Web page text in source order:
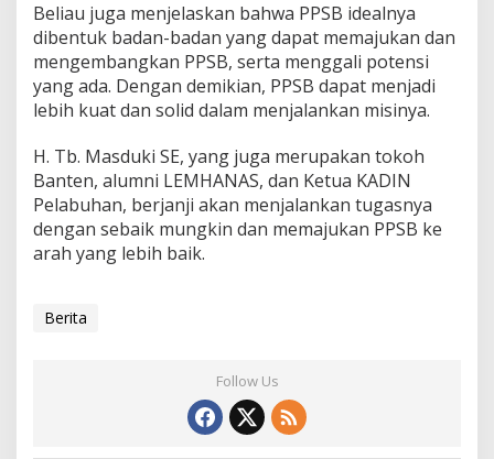
Beliau juga menjelaskan bahwa PPSB idealnya
dibentuk badan-badan yang dapat memajukan dan
mengembangkan PPSB, serta menggali potensi
yang ada. Dengan demikian, PPSB dapat menjadi
lebih kuat dan solid dalam menjalankan misinya.
H. Tb. Masduki SE, yang juga merupakan tokoh
Banten, alumni LEMHANAS, dan Ketua KADIN
Pelabuhan, berjanji akan menjalankan tugasnya
dengan sebaik mungkin dan memajukan PPSB ke
arah yang lebih baik.
Berita
Follow Us